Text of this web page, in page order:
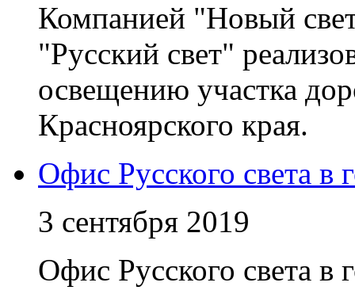
Компанией "Новый
"Русский свет"
освещению участка
Красноярского края.
Офис Русского света в
3 сентября 2019
Офис Русского света в